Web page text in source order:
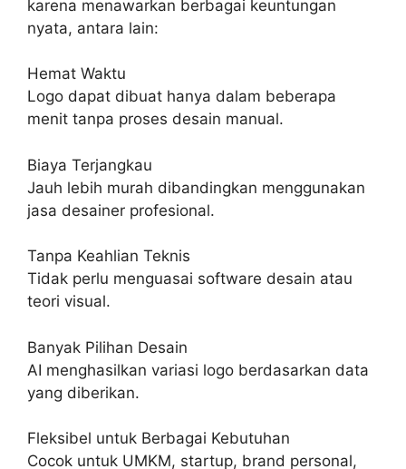
karena menawarkan berbagai keuntungan
nyata, antara lain:
Hemat Waktu
Logo dapat dibuat hanya dalam beberapa
menit tanpa proses desain manual.
Biaya Terjangkau
Jauh lebih murah dibandingkan menggunakan
jasa desainer profesional.
Tanpa Keahlian Teknis
Tidak perlu menguasai software desain atau
teori visual.
Banyak Pilihan Desain
AI menghasilkan variasi logo berdasarkan data
yang diberikan.
Fleksibel untuk Berbagai Kebutuhan
Cocok untuk UMKM, startup, brand personal,